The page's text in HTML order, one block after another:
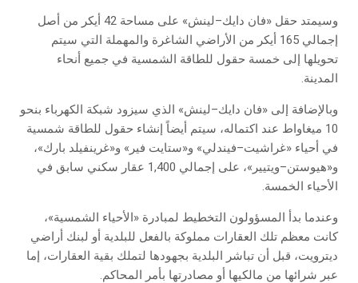
وسيمتد حقل «فان دايك–لينش» على مساحة 42 أيكر من أصل
إجمالي 165 أيكر من الأراضي الشاغرة والمهملة التي سيتم
تحويلها إلى خمسة حقول للطاقة الشمسية في جميع أنحاء
المدينة.
وبالإضافة إلى «فان دايك–لينش» الذي سيزود شبكة الكهرباء بنحو
10 ميغاواط عند اكتماله، سيتم أيضاً إنشاء حقول للطاقة شمسية
في أحياء «غراشيت–فيندلي» و«ستايت فير» و«غرينفيلد بارك»،
و«هيوستن–ويتيير»، على إجمالي 1,400 عقار سكني سابق في
الأحياء الخمسة.
وعندما بدأ المسؤولون التخطيط لمبادرة «الأحياء الشمسية»،
كانت معظم تلك العقارات مملوكة بالفعل للبلدية أو لبنك أراضي
ديترويت، قبل أن تباشر البلدية بجهودها لتملك بقية العقارات، إما
عبر شرائها من مالكيها أو مصادرتها بأمر المحاكم.